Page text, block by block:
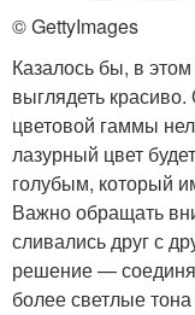
© GettyImages
Казалось бы, в этом
выглядеть
цветовой гаммы
лазурный цвет
голубым, который
Важно обращать
сливались друг с
решение —
более светлые